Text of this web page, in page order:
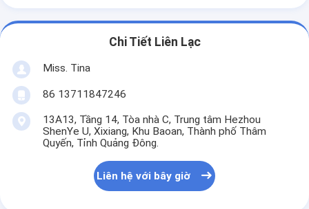
Chi Tiết Liên Lạc
Miss. Tina
86 13711847246
13A13, Tầng 14, Tòa nhà C, Trung tâm Hezhou
ShenYe U, Xixiang, Khu Baoan, Thành phố Thâm
Quyến, Tỉnh Quảng Đông.
Liên hệ với bây giờ